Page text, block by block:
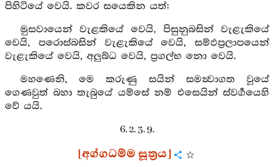
පිහිටියේ වෙයි. කවර සයෙකින යත්:
මුසවායෙන් වැළකියේ වෙයි, පිසුනුබසින් වැළැකියේ
වෙයි, පරොස්බසින් වැළැකියේ වෙයි, සම්ඵප්‍රලාපයෙන්
වැළැකියේ වෙයි, අලුබ්ධ වෙයි, ප්‍රගල්භ නො වෙයි.
මහණෙනි, මෙ කරුණු සයින් සමන්‍වාගත වූයේ
ගෙණවුත් බහා තැබුයේ යම්සේ නම් එසෙයින් ස්වර්‍ගයෙහි
වේ යයි.
6. 2. 3. 9.
[අග්ගධම්ම සූත්‍රය]